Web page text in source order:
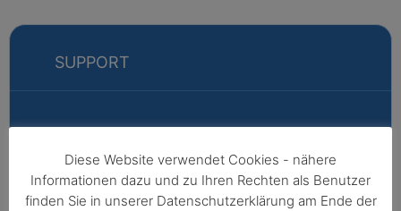
SUPPORT
Markus
Fabian
Diese Website verwendet Cookies - nähere
Informationen dazu und zu Ihren Rechten als Benutzer
finden Sie in unserer Datenschutzerklärung am Ende der